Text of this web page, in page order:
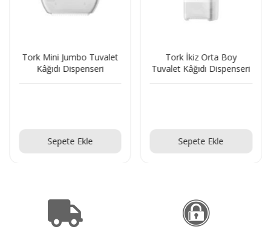
Tork Mini Jumbo Tuvalet
Kâğıdı Dispenseri
Sepete Ekle
Tork İkiz Orta Boy
Tuvalet Kâğıdı Dispenseri
Sepete Ekle